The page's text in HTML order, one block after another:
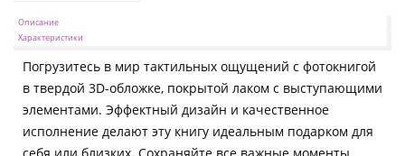
Описание
Характеристики
Погрузитесь в мир тактильных ощущений с фотокнигой
в твердой 3D-обложке, покрытой лаком с выступающими
элементами. Эффектный дизайн и качественное
исполнение делают эту книгу идеальным подарком для